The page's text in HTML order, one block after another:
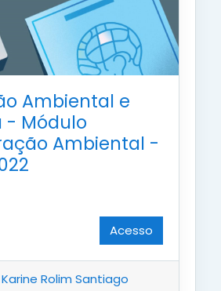
Ambiental e
- Módulo
Ambiental -
Acesso
Karine Rolim Santiago